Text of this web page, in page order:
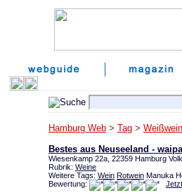
Hamburg Web > Tag > Weißwein
Bestes aus Neuseeland -
Wiesenkamp 22a, 22359 Hamburg
Rubrik: Weine
Weitere Tags: Wein Rotwein Manuka
Bewertung: